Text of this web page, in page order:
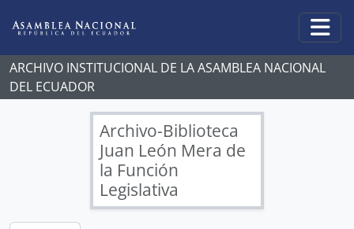
ARCHIVO INSTITUCIONAL DE LA ASAMBLEA NACIONAL
DEL ECUADOR
Archivo-Biblioteca
Juan León Mera de
la Función
Legislativa